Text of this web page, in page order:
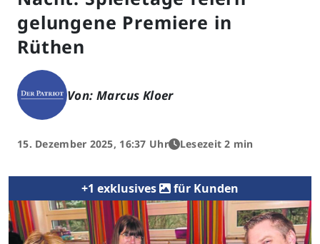
gelungene Premiere in
Rüthen
Von: Marcus Kloer
15. Dezember 2025, 16:37 Uhr Lesezeit 2 min
+1 exklusives für Kunden